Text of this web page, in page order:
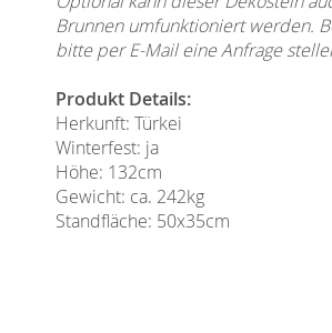
Brunnen umfunktioniert werden.
bitte per E-Mail eine Anfrage
Produkt Details:
Herkunft: Türkei
Winterfest: ja
Höhe: 132cm
Gewicht: ca. 242kg
Standfläche: 50x35cm